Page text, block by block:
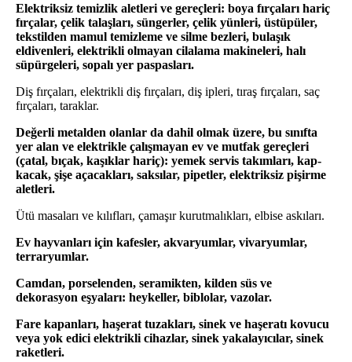
Elektriksiz temizlik aletleri ve gereçleri: boya fırçaları hariç
fırçalar, çelik talaşları, süngerler, çelik yünleri, üstüpüler,
tekstilden mamul temizleme ve silme bezleri, bulaşık
eldivenleri, elektrikli olmayan cilalama makineleri, halı
süpürgeleri, sopalı yer paspasları.
Diş fırçaları, elektrikli diş fırçaları, diş ipleri, tıraş fırçaları, saç
fırçaları, taraklar.
Değerli metalden olanlar da dahil olmak üzere, bu sınıfta
yer alan ve elektrikle çalışmayan ev ve mutfak gereçleri
(çatal, bıçak, kaşıklar hariç): yemek servis takımları, kap-
kacak, şişe açacakları, saksılar, pipetler, elektriksiz pişirme
aletleri.
Ütü masaları ve kılıfları, çamaşır kurutmalıkları, elbise askıları.
Ev hayvanları için kafesler, akvaryumlar, vivaryumlar,
terraryumlar.
Camdan, porselenden, seramikten, kilden süs ve
dekorasyon eşyaları: heykeller, biblolar, vazolar.
Fare kapanları, haşerat tuzakları, sinek ve haşeratı kovucu
veya yok edici elektrikli cihazlar, sinek yakalayıcılar, sinek
raketleri.